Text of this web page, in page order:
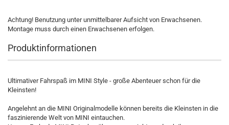
Achtung! Benutzung unter unmittelbarer Aufsicht von Erwachsenen.
Montage muss durch einen Erwachsenen erfolgen.
Produktinformationen
Ultimativer Fahrspaß im MINI Style - große Abenteuer schon für die
Kleinsten!
Angelehnt an die MINI Originalmodelle können bereits die Kleinsten in die
faszinierende Welt von MINI eintauchen.